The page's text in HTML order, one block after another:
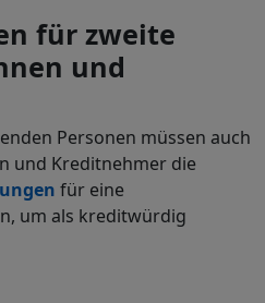
für zweite
und
Personen müssen auch
und Kreditnehmer die
für eine
um als kreditwürdig